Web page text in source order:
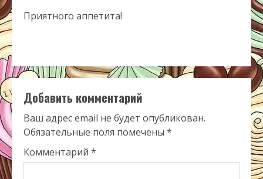
Приятного аппетита!
Добавить комментарий
Ваш адрес email не будет опубликован.
Обязательные поля помечены *
Комментарий *